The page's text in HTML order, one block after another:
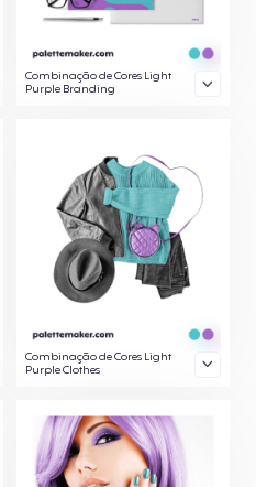
Combinação de Cores Light
Purple Branding
Combinação de Cores Light
Purple Clothes